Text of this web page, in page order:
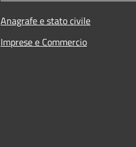
Anagrafe e stato civile
Imprese e Commercio